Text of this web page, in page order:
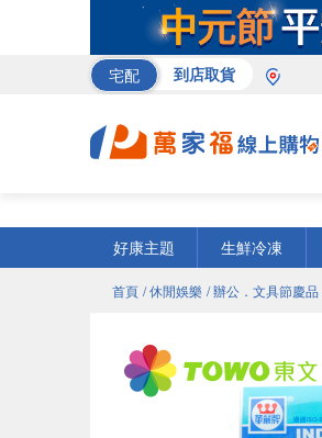
宅配 到店取貨
好康主題
生鮮冷凍
首頁 / 休閒娛樂 / 辦公．文具節慶品